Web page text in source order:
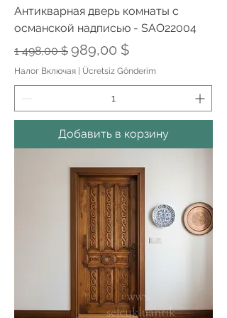
Антикварная дверь комнаты с
османской надписью - SAO22004
Обычная цена
1 498,00 $ Цена со скидкой
989,00 $
Налог Включая | Ücretsiz Gönderim
Добавить в корзину